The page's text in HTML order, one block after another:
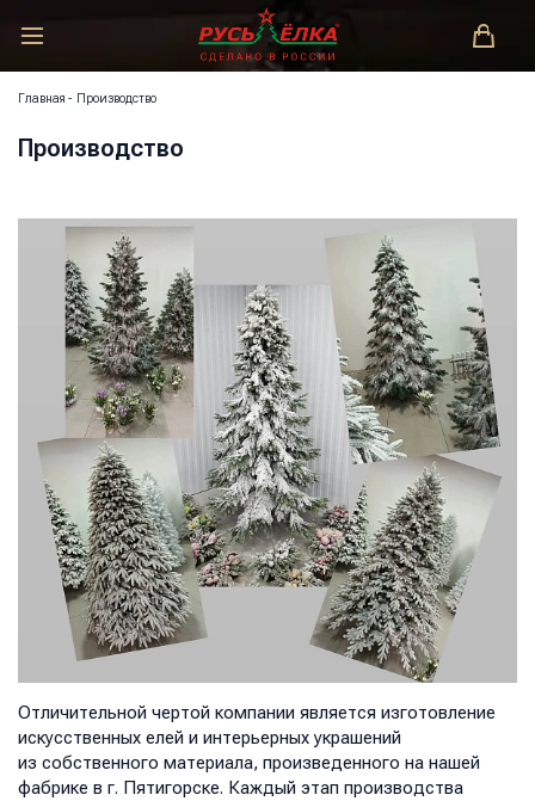
РУСЬ-ЁЛКА – ЗАКОНОДАТЕЛЬ МОДЫ!
Главная - Производство
Производство
Отличительной чертой компании является изготовление
искусственных елей и интерьерных украшений
из собственного материала, произведенного на нашей
фабрике в г. Пятигорске. Каждый этап производства